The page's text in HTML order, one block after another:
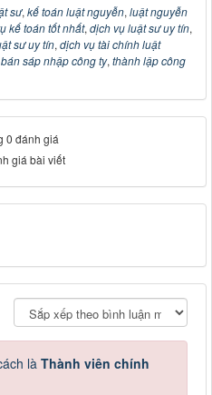
sư, kế toán luật nguyễn, luật nguyễn
kế toán tốt nhất, dịch vụ luật sư uy tín,
sư uy tín, dịch vụ tài chính luật
sáp nhập công ty, thành lập công
0 đánh giá
giá bài viết
là Thành viên chính